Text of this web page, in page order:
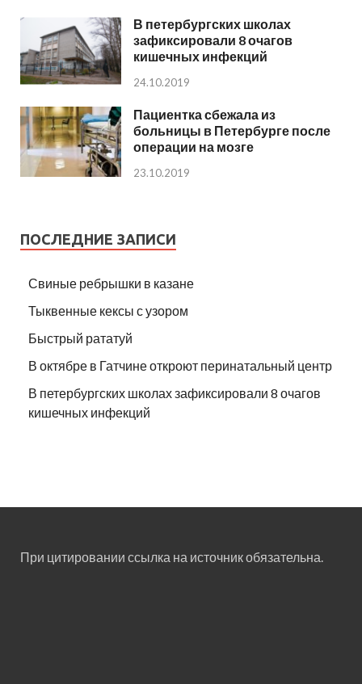
В петербургских школах
зафиксировали 8 очагов
кишечных инфекций
24.10.2019
Пациентка сбежала из
больницы в Петербурге после
операции на мозге
23.10.2019
ПОСЛЕДНИЕ ЗАПИСИ
Свиные ребрышки в казане
Тыквенные кексы с узором
Быстрый рататуй
В октябре в Гатчине откроют перинатальный центр
В петербургских школах зафиксировали 8 очагов
кишечных инфекций
При цитировании ссылка на источник обязательна.